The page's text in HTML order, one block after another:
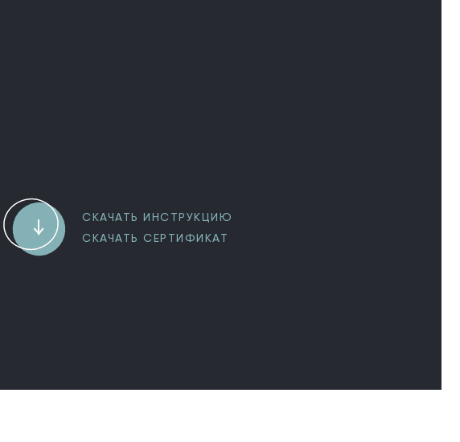
СКАЧАТЬ ИНСТРУКЦИЮ
СКАЧАТЬ СЕРТИФИКАТ